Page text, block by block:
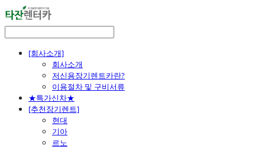
[회사소개]
회사소개
저신용장기렌트카란?
이용절차 및 구비서류
★특가신차★
[추천장기렌트]
현대
기아
르노